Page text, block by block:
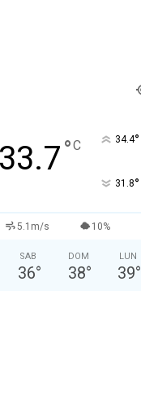
33.7°C 34.4°
31.8°
5.1m/s 10%
SAB
36°
DOM
38°
LUN
39°